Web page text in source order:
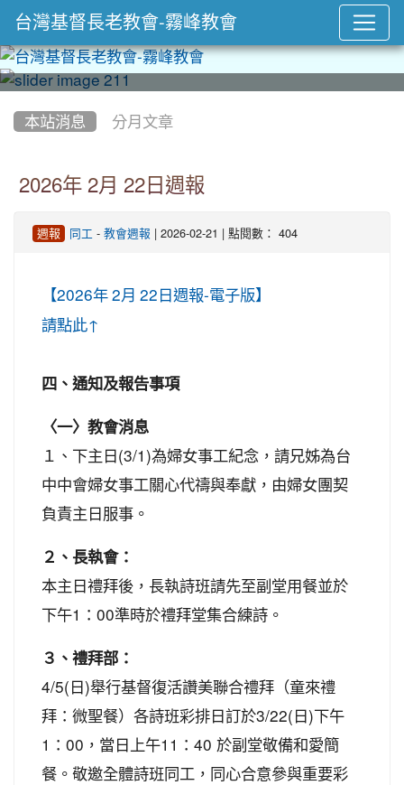
本站消息 分月文章
2026年 2月 22日週報
週報 同工 -教會週報 | 2026-02-21 | 點閱數： 404
【2026年 2月 22日週報-電子版】
請點此↑
四、通知及報告事項
〈一〉教會消息
１、下主日(3/1)為婦女事工紀念，請兄姊為台
中中會婦女事工關心代禱與奉獻，由婦女團契
負責主日服事。
２、長執會：
本主日禮拜後，長執詩班請先至副堂用餐並於
下午1：00準時於禮拜堂集合練詩。
３、禮拜部：
4/5(日)舉行基督復活讚美聯合禮拜（童來禮
拜：微聖餐）各詩班彩排日訂於3/22(日)下午
1：00，當日上午11：40 於副堂敬備和愛簡
餐。敬邀全體詩班同工，同心合意參與重要彩
台灣基督長老教會-霧峰教會